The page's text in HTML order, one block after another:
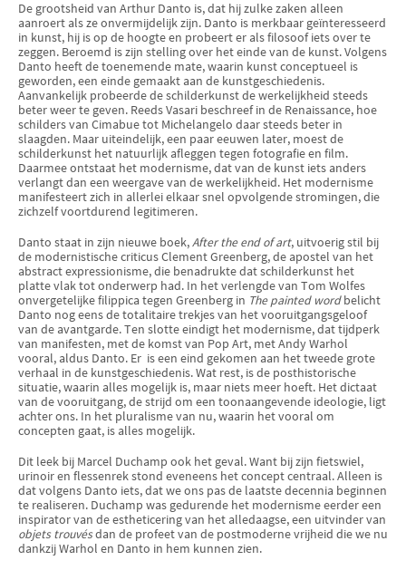
De grootsheid van Arthur Danto is, dat hij zulke zaken alleen
aanroert als ze onvermijdelijk zijn. Danto is merkbaar geïnteresseerd
in kunst, hij is op de hoogte en probeert er als filosoof iets over te
zeggen. Beroemd is zijn stelling over het einde van de kunst. Volgens
Danto heeft de toenemende mate, waarin kunst conceptueel is
geworden, een einde gemaakt aan de kunstge­schiedenis.
Aanvankelijk probeerde de schilderkunst de werkelijkheid steeds
beter weer te geven. Reeds Vasari beschreef in de Renaissance, hoe
schilders van Cimabue tot Michelan­ge­lo daar steeds beter in
slaagden. Maar uiteindelijk, een paar eeuwen later, moest de
schilderkunst het natuurlijk afleggen tegen fotografie en film.
Daarmee ontstaat het modernisme, dat van de kunst iets anders
verlangt dan een weergave van de werkelijkheid. Het modernisme
manifesteert zich in allerlei elkaar snel opvolgende stromin­gen, die
zichzelf voortdurend legitimeren.
Danto staat in zijn nieuwe boek,After the end of art, uitvoerig stil bij
de modernistische criticus Clement Green­berg, de apostel van het
abstract expressio­nisme, die benadruk­te dat schilderkunst het
platte vlak tot onder­werp had. In het verlengde van Tom Wolfes
onvergetelijke filippica tegen Greenberg in The painted wordbelicht
Danto nog eens de totalitaire trekjes van het vooruit­gangsgeloof
van de avantgarde. Ten slotte eindigt het modernisme, dat tijdperk
van mani­festen, met de komst van Pop Art, met Andy Warhol
vooral, aldus Danto. Er is een eind gekomen aan het tweede grote
verhaal in de kunstge­schiedenis. Wat rest, is de posthistorische
situatie, waarin alles mogelijk is, maar niets meer hoeft. Het dictaat
van de vooruitgang, de strijd om een toonaangevende ideologie, ligt
achter ons. In het pluralisme van nu, waarin het vooral om
concepten gaat, is alles moge­lijk.
Dit leek bij Marcel Duchamp ook het geval. Want bij zijn fietswiel,
urinoir en flessenrek stond eveneens het concept centraal. Alleen is
dat volgens Danto iets, dat we ons pas de laatste decennia beginnen
te realise­ren. Duchamp was gedurende het modernisme eerder een
inspirator van de estheticering van het alledaagse, een uitvinder van
objets trouvésdan de profeet van de postmoderne vrijheid die we nu
dankzij Warhol en Danto in hem kunnen zien.